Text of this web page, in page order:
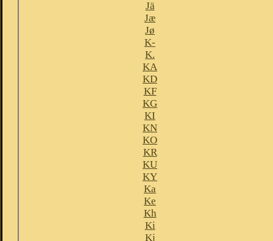
Jä
Jæ
Jø
K-
K.
KA
KD
KF
KG
KI
KN
KO
KR
KU
KY
Ka
Ke
Kh
Ki
Kj